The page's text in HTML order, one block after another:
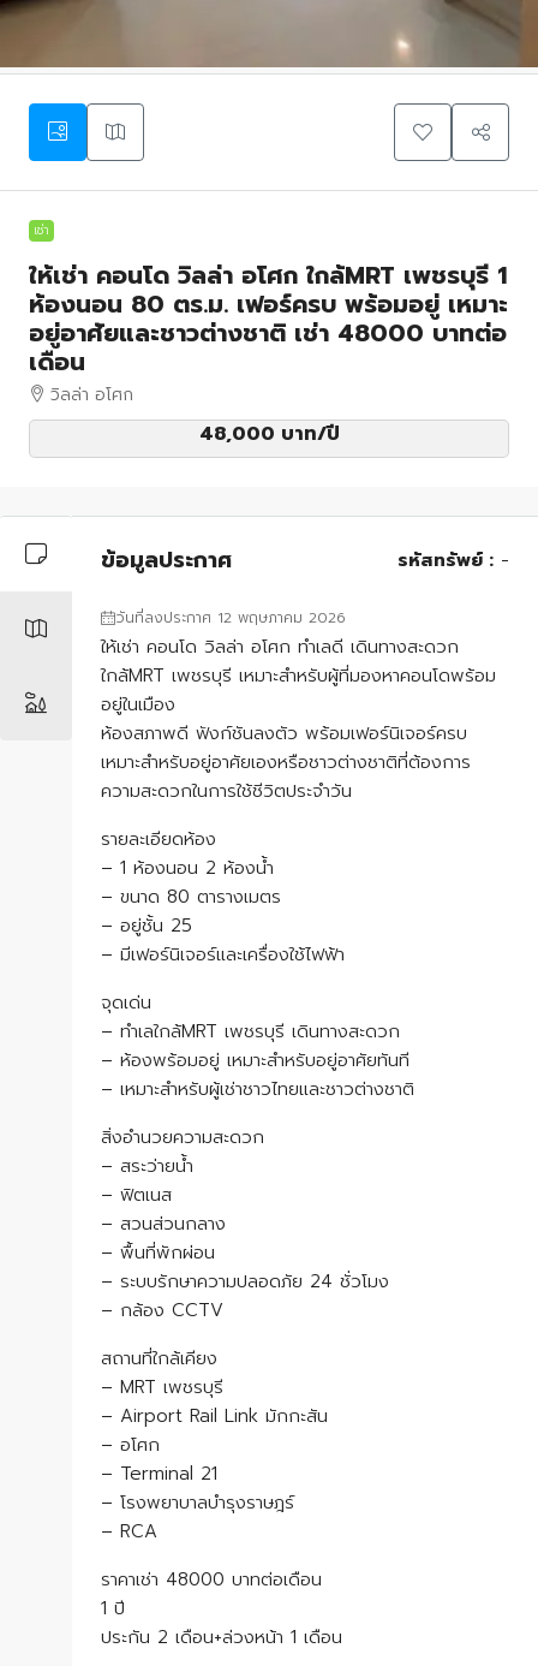
เช่า
ให้เช่า คอนโด วิลล่า อโศก ใกล้MRT เพชรบุรี 1
ห้องนอน 80 ตร.ม. เฟอร์ครบ พร้อมอยู่ เหมาะ
อยู่อาศัยและชาวต่างชาติ เช่า 48000 บาทต่อ
เดือน
วิลล่า อโศก
48,000 บาท/ปี
ข้อมูลประกาศ รหัสทรัพย์ : -
วันที่ลงประกาศ 12 พฤษภาคม 2026
ให้เช่า คอนโด วิลล่า อโศก ทำเลดี เดินทางสะดวก
ใกล้MRT เพชรบุรี เหมาะสำหรับผู้ที่มองหาคอนโดพร้อม
อยู่ในเมือง
ห้องสภาพดี ฟังก์ชันลงตัว พร้อมเฟอร์นิเจอร์ครบ
เหมาะสำหรับอยู่อาศัยเองหรือชาวต่างชาติที่ต้องการ
ความสะดวกในการใช้ชีวิตประจำวัน
รายละเอียดห้อง
– 1 ห้องนอน 2 ห้องน้ำ
– ขนาด 80 ตารางเมตร
– อยู่ชั้น 25
– มีเฟอร์นิเจอร์และเครื่องใช้ไฟฟ้า
จุดเด่น
– ทำเลใกล้MRT เพชรบุรี เดินทางสะดวก
– ห้องพร้อมอยู่ เหมาะสำหรับอยู่อาศัยทันที
– เหมาะสำหรับผู้เช่าชาวไทยและชาวต่างชาติ
สิ่งอำนวยความสะดวก
– สระว่ายน้ำ
– ฟิตเนส
– สวนส่วนกลาง
– พื้นที่พักผ่อน
– ระบบรักษาความปลอดภัย 24 ชั่วโมง
– กล้อง CCTV
สถานที่ใกล้เคียง
– MRT เพชรบุรี
– Airport Rail Link มักกะสัน
– อโศก
– Terminal 21
– โรงพยาบาลบำรุงราษฎร์
– RCA
ราคาเช่า 48000 บาทต่อเดือน
1 ปี
ประกัน 2 เดือน+ล่วงหน้า 1 เดือน